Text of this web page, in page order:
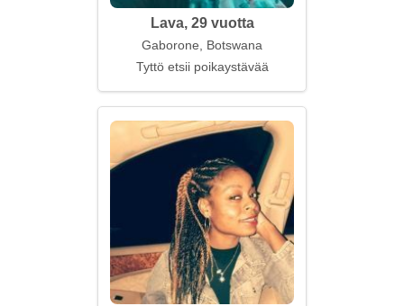
Lava, 29 vuotta
Gaborone, Botswana
Tyttö etsii poikaystävää